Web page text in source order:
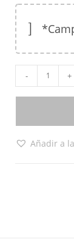
- +
Añadir a